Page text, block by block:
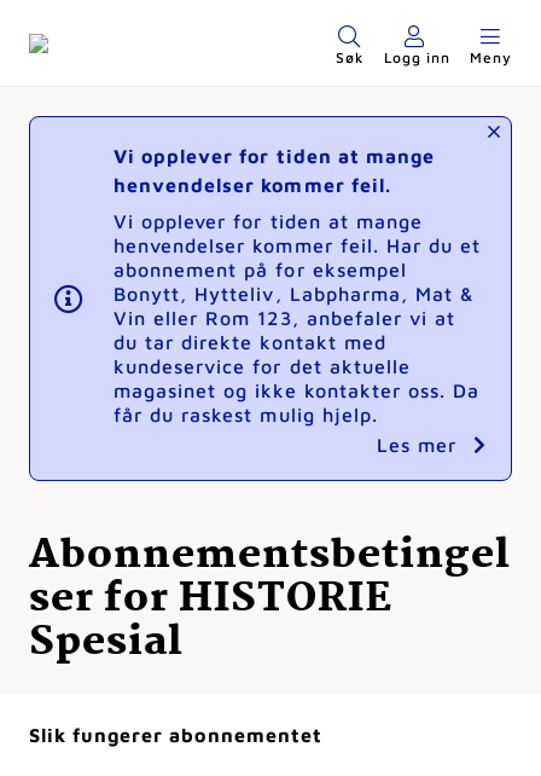
Søk Logg inn Meny
Vi opplever for tiden at mange
henvendelser kommer feil.
Vi opplever for tiden at mange
henvendelser kommer feil. Har du et
abonnement på for eksempel
Bonytt, Hytteliv, Labpharma, Mat &
Vin eller Rom 123, anbefaler vi at
du tar direkte kontakt med
kundeservice for det aktuelle
magasinet og ikke kontakter oss. Da
får du raskest mulig hjelp.
Les mer
Abonnementsbetingel
ser for HISTORIE
Spesial
Slik fungerer abonnementet